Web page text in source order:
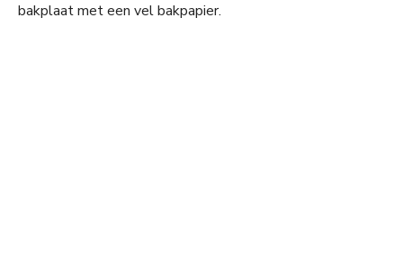
bakplaat met een vel bakpapier.